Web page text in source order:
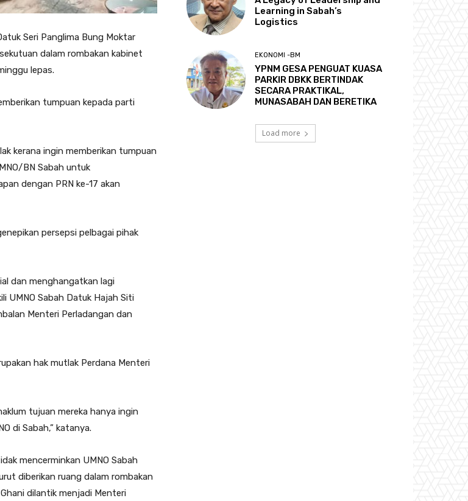
Seri Panglima Bung Moktar
dalam rombakan kabinet
lepas.
tumpuan kepada parti
kerana ingin memberikan tumpuan
BN Sabah untuk
dengan PRN ke-17 akan
persepsi pelbagai pihak
dan menghangatkan lagi
UMNO Sabah Datuk Hajah Siti
Menteri Perladangan dan
hak mutlak Perdana Menteri
tujuan mereka hanya ingin
di Sabah,” katanya.
mencerminkan UMNO Sabah
diberikan ruang dalam rombakan
dilantik menjadi Menteri
Learning in Sabah’s
Logistics
EKONOMI -BM
YPNM GESA PENGUAT KUASA
PARKIR DBKK BERTINDAK
SECARA PRAKTIKAL,
MUNASABAH DAN BERETIKA
Load more